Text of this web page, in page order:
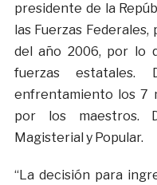
presidente de la
las Fuerzas
del año 2006, por lo
fuerzas
enfrentamiento los 7
por los maestros.
Magisterial y Popular.
“La decisión para